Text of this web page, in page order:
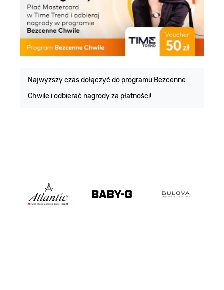
Najwyższy czas dołączyć do programu Bezcenne
Chwile i odbierać nagrody za płatności!